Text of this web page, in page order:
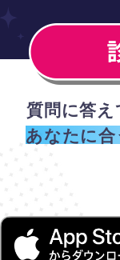
質問に答
あなたに合